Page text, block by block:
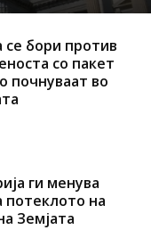
се бори против
со пакет
почнуваат во
ги менува
потеклото на
Земјата